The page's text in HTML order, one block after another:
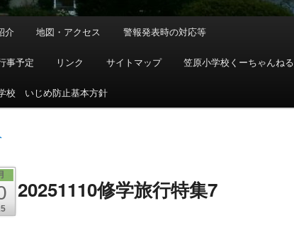
介 地図・アクセス 警報発表時の対応等
事予定 リンク サイトマップ 笠原小学校くーちゃんねる
校 いじめ防止基本方針
20251110修学旅行特集7